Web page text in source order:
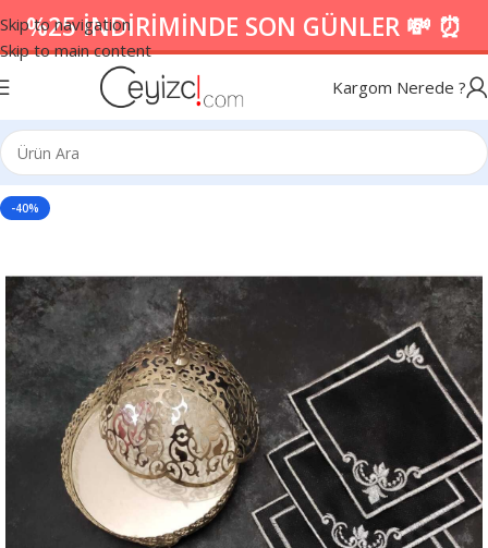
Skip to navigation
Skip to main content
%25 İNDİRİMİNDE SON GÜNLER 💸 ⏰
Kargom Nerede ?
-40%